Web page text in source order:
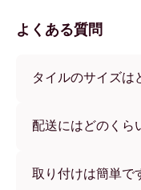
よくある質問
タイルのサイズは
フレームカラーから
配送にはどのくら
用いただけます。ご
取り付けは簡単で